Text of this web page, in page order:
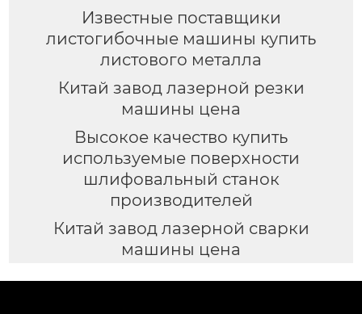
Известные поставщики
листогибочные машины купить
листового металла
Китай завод лазерной резки
машины цена
Высокое качество купить
используемые поверхности
шлифовальный станок
производителей
Китай завод лазерной сварки
машины цена